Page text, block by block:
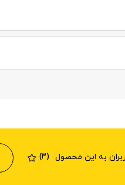
به این محصول (3)